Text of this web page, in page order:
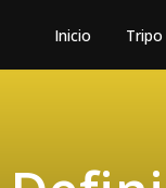
Inicio